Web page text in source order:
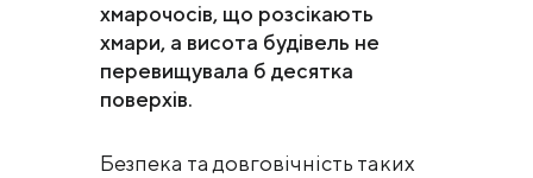
хмарочосів, що розсікають
хмари, а висота будівель не
перевищувала б десятка
поверхів.
Безпека та довговічність таких